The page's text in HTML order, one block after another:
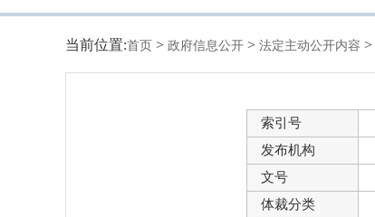
当前位置:首页 > 政府信息公开 > 法定主动公开内容 >
索引号
发布机构
文号
体裁分类